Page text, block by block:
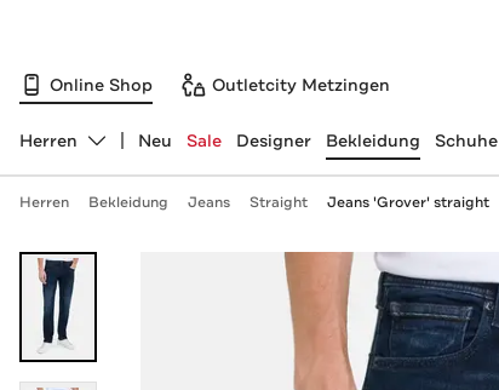
Online Shop Outletcity Metzingen
Abteilung ändern, ausgewählt:
Herren Neu Sale Designer Bekleidung Schuhe
Herren Bekleidung Jeans Straight Jeans 'Grover' straight